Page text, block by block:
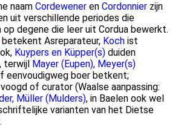
naam Cordewener en Cordonnier zijn
uit verschillende periodes die
op degene die leer uit Cordua bewerkt.
betekent Asreparateur, Koch ist
Kuypers en Küpper(s) duiden
terwijl Mayer (Eupen), Meyer(s)
eenvoudigweg boer betkent;
of curator (Waalse aanpassing:
Müller (Mulders), in Baelen ook wel
varianten van het Dietse
.